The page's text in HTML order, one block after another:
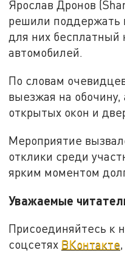
Ярослав Дронов
решили поддержать
для них бесплатный
автомобилей.
По словам
выезжая на
открытых окон и
Мероприятие
отклики среди
ярким моментом
Уважаемые
Присоединяйтесь к
соцсетях ВКонтакте,